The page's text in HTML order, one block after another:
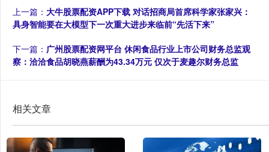
上一篇： 大牛股票配资APP下载 对话招商局首席科学家张家兴：
具身智能要在大模型下一次重大进步来临前“先活下来”
下一篇： 广州股票配资网平台 休闲食品行业上市公司财务总监观
察：洽洽食品胡晓燕薪酬为43.34万元 仅次于麦趣尔财务总监
相关文章